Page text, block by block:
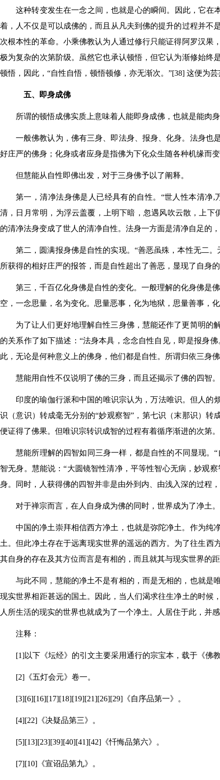
这种转变发生在一念之间，也就是心的瞬间。因此，它在
着，人不仅是可以成佛的，而且从凡夫到佛的提升的过程并
次根本性的革命。小乘佛教认为人通过修行只能证得阿罗汉
极为复杂的次第阶级。虽然它也承认顿悟，但它认为渐修始
顿悟，因此，“自性自悟，顿悟顿修，亦无渐次。”[38] 这便为
五、即身成佛
所谓的顿悟成佛实质上意味着人能即身成佛，也就是能肉
一般佛教认为，佛有三身、即法身、报身、化身。法身也
好庄严的佛身；化身或者应身是指佛为下化众生随各种机缘而
但慧能从自性即佛出发，对于三身佛予以了阐释。
第一，清净法身佛是人已经具有的自性。“世人性本清净
清，日月常明，为浮云盖覆，上明下暗，忽遇风吹云散，上
的清净法身变成了世人的清净自性。法身一方面是清净自足的
第二，圆满报身佛是自性的实现。“善恶虽殊，本性无二
所获得的相好庄严的报答，而是自性超出了善恶，显现了自身
第三，千百亿化身佛是自性的变化。一般理解的化身佛是
空，一念思量，名为变化。思量恶事，化为地狱，思量善事，
为了让人们更好地理解自性三身佛，慧能还作了更简明的
的关系作了如下描述：“法身本具，念念自性自见，即是报身
此，无论是何种意义上的佛身，他们都是自性。所谓归依三身
慧能用自性不仅说明了佛的三身，而且还揭示了佛的四智。
印度的瑜伽行派和中国的唯识宗认为，万法唯识。但人的
识（意识）转成毫无分别的“妙观察智”，第七识（末那识）
便证得了佛果。但唯识宗转识成智的过程有着循序渐进的次第
慧能所理解的四智如同三身一样，都是自性的不同显现。
智无身。慧能说：“大圆镜智性清净，平等性智心无病，妙观
身。同时，人获得佛的四智并非是由外到内、由浅入深的过程
对于禅宗而言，在人自身成为佛的同时，世界成为了净土。
中国的净土崇拜相信西方净土，也就是弥陀净土。作为纯
土。但此净土存在于远离现实世界的遥远的西方。为了往生
其自身的存在及其方位而言是有相的，而且就其与现实世界的
与此不同，慧能的净土不是有相的，而是无相的，也就是
现实世界相距甚远的国土。因此，当人们渴求往生净土的时
人所生活的现实的世界也就成为了一个净土。人居住于此，并
注释：
[1]以下《坛经》的引文主要采用通行的宗宝本，载于《佛
[2]《五灯会元》卷一。
[3][6][16][17][18][19][21][26][29]《自序品第一》。
[4][22]《决疑品第三》。
[5][13][23][39][40][41][42]《忏悔品第六》。
[7][10]《宣诏品第九》。